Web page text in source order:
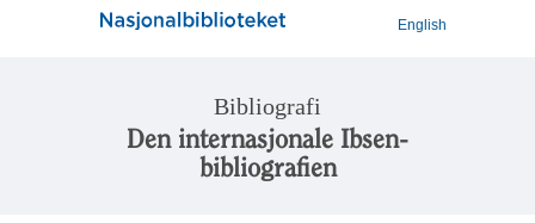
English
Bibliografi
Den internasjonale Ibsen-
bibliografien